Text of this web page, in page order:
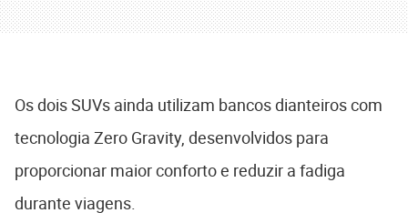
Os dois SUVs ainda utilizam bancos dianteiros com
tecnologia Zero Gravity, desenvolvidos para
proporcionar maior conforto e reduzir a fadiga
durante viagens.